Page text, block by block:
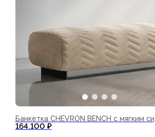
Банкетка CHEVRON BENCH с мягким
164.100 ₽